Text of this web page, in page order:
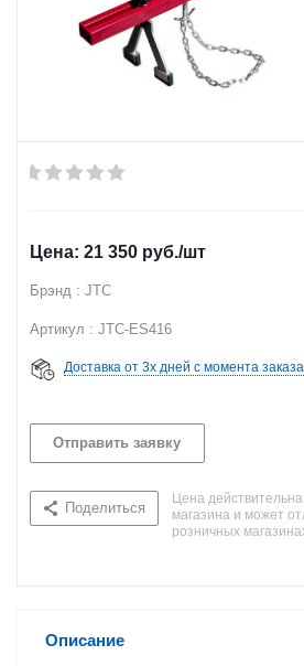
21 350 руб./шт
Брэнд : JTC
Артикул : JTC-ES416
Доставка от 3х дней с момента заказа
Отправить заявку
Поделиться
Цена
магазина и может
розничных
Описание